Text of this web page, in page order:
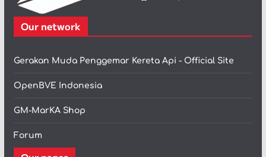
Our network
Gerakan Muda Penggemar Kereta Api - Official Site
OpenBVE Indonesia
GM-MarKA Shop
Forum